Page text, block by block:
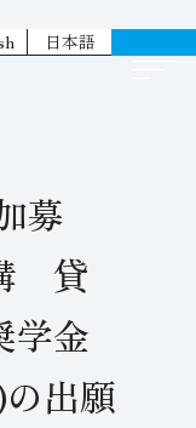
日本語
募
貸
学金
出願